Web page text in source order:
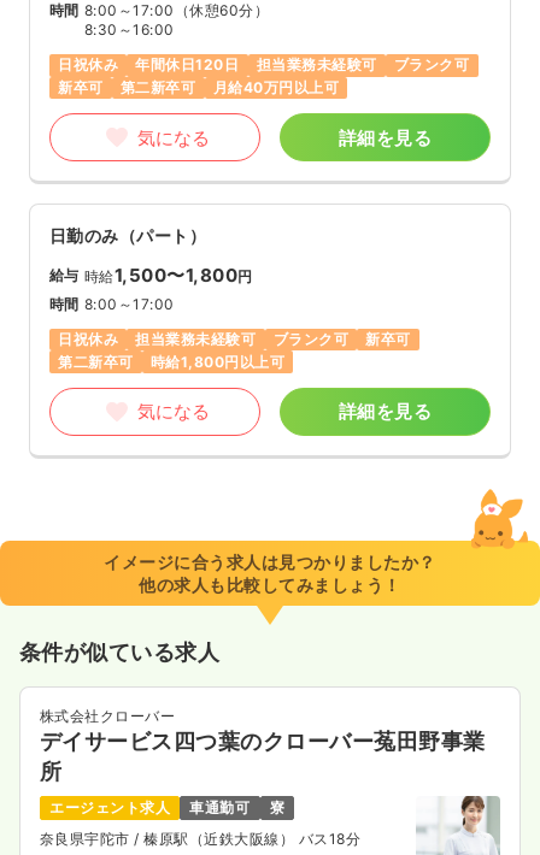
時間 8:00～17:00 （休憩60分）
8:30～16:00
日祝休み
年間休日120日 担当業務未経験可
ブランク可
新卒可
第二新卒可 月給40万円以上可
気になる 詳細を見る
日勤のみ（パート）
給与 時給1,500〜1,800円
時間 8:00～17:00
日祝休み
担当業務未経験可 ブランク可
新卒可
第二新卒可
時給1,800円以上可
気になる 詳細を見る
イメージに合う求人は見つかりましたか？
他の求人も比較してみましょう！
条件が似ている求人
株式会社クローバー
デイサービス四つ葉のクローバー菟田野事業
所
エージェント求人 車通勤可
寮
奈良県宇陀市/ 榛原駅（近鉄大阪線） バス18分